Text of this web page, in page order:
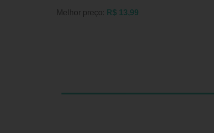
Melhor preço: R$ 13,99